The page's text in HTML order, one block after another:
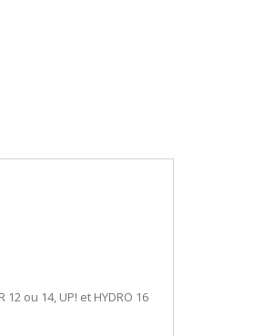
ou 14, UP! et HYDRO 16